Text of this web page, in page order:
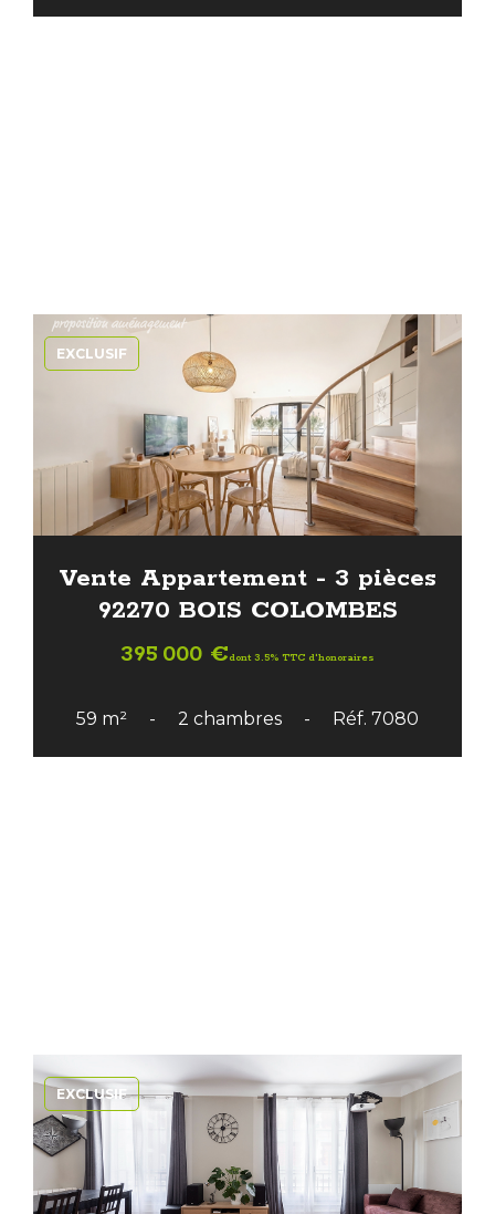
EXCLUSIF
Vente Appartement - 3 pièces
92270 BOIS COLOMBES
395 000 €dont 3.5% TTC d'honoraires
59 m² 2 chambres Réf. 7080
EXCLUSIF